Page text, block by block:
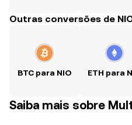
Outras conversões de
BTC para NIO ETH para
Saiba mais sobre